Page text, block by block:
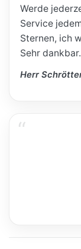
Werde
Service
Sternen, ich
Sehr dankbar.
Herr